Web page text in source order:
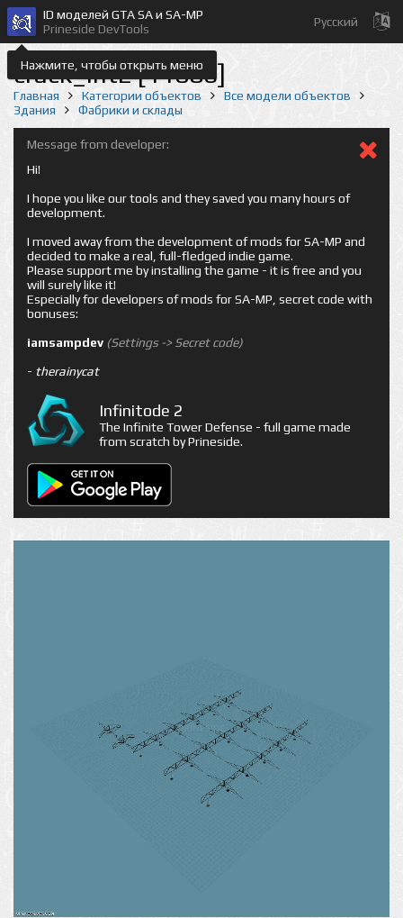
Нажмите, чтобы открыть меню
ID моделей GTA SA и SA-MP
Prineside DevTools
Русский
crack_int2 [11086]
Главная Категории объектов
Все модели объектов
Здания
Фабрики и склады
Message from developer:
Hi!
I hope you like our tools and they saved you many hours of
development.
I moved away from the development of mods for SA-MP and
decided to make a real, full-fledged indie game.
Please support me by installing the game - it is free and you
will surely like it!
Especially for developers of mods for SA-MP, secret code with
bonuses:
iamsampdev (Settings -> Secret code)
- therainycat
Infinitode 2
The Infinite Tower Defense - full game made
from scratch by Prineside.